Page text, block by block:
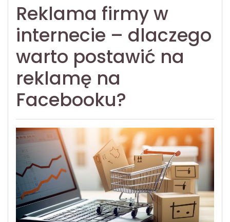
Reklama firmy w
internecie – dlaczego
warto postawić na
reklamę na
Facebooku?